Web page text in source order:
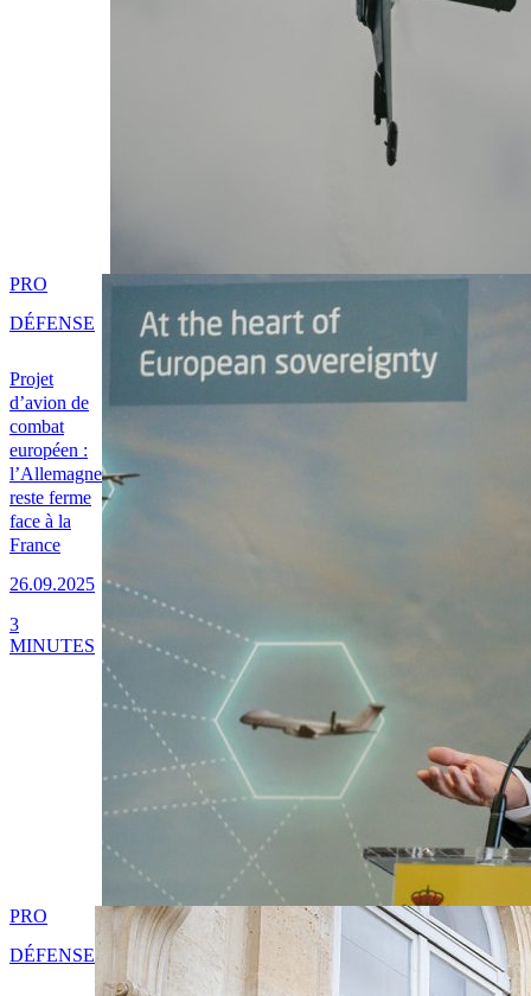
Projet
d’avion de
combat
européen :
l’Allemagne
reste ferme
face à la
France
26.09.2025
PRO
DÉFENSE
3
MINUTES
PRO
DÉFENSE